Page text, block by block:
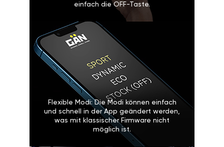
einfach die OFF-Taste.
Flexible Modi: Die Modi können einfach
und schnell in der App geändert werden,
was mit klassischer Firmware nicht
möglich ist.